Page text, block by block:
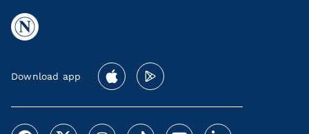
Download app